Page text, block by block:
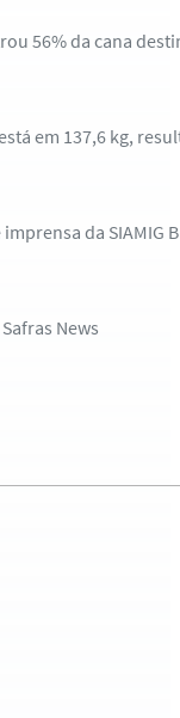
56% da cana
em 137,6 kg,
da SIAMIG
News